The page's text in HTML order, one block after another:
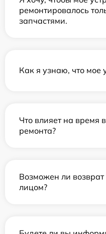
ремонтировалось
запчастями.
Как я узнаю, что мое
Что влияет на время
ремонта?
Возможен ли возврат
лицом?